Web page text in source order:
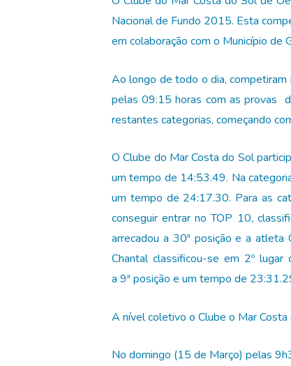
Nacional de Fundo 2015. Esta
em colaboração com o Município de
Ao longo de todo o dia,
pelas 09:15 horas com as provas
restantes categorias, começando
O Clube do Mar Costa do Sol
um tempo de 14:53.49. Na
um tempo de 24:17.30. Para as
conseguir entrar no TOP 10,
arrecadou a 30ª posição e a atleta
Chantal classificou-se em 2º
a 9ª posição e um tempo de
A nível coletivo o Clube o Mar
No domingo (15 de Março) pelas